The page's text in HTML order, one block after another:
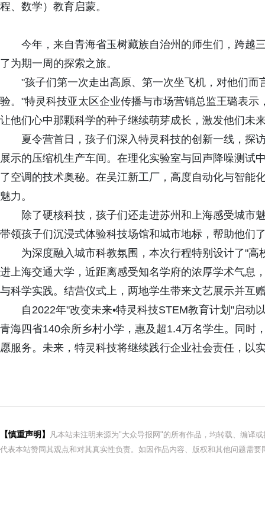
程、数学）教育启蒙。
今年，来自青海省玉树藏族自治州的师生们，跨越
了为期一周的探索之旅。
"孩子们第一次走出高原、第一次坐飞机，对他们
验。"特灵科技亚太区企业传播与市场营销总监王璐表
让他们心中那颗科学的种子继续萌芽成长，激发他们未
夏令营首日，孩子们深入特灵科技的创新一线，探
展示的压缩机生产车间。在理化实验室与回声降噪测试
了空调的技术奥秘。在吴江新工厂，高度自动化与智能
魅力。
除了硬核科技，孩子们还走进苏州和上海感受城市
带领孩子们沉浸式体验科技场馆和城市地标，帮助他们
为深度融入城市科教氛围，本次行程特别设计了"
进上海交通大学，近距离感受知名学府的浓厚学术气息
与科学实践。结营仪式上，两地学生带来文艺展示并互
自2022年"改变未来•特灵科技STEM教育计划"启
青海四省140余所乡村小学，惠及超1.4万名学生。同时
愿服务。未来，特灵科技将继续践行企业社会责任，以
【慎重声明】
凡本站未注明来源为"大众导报网"的所有作品，均转载、编译
代表本站赞同其观点和对其真实性负责。如因作品内容、版权和其他问题需